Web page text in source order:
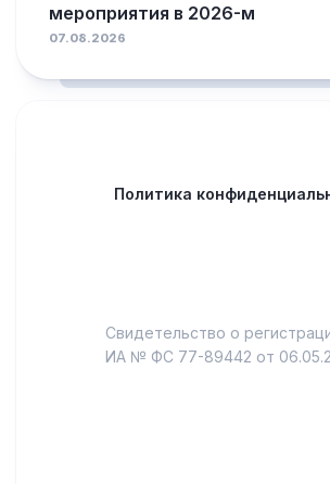
мероприятия в 2026-м
07.08.2026
Политика
Свидетельство о
ИА № ФС 77-89442 от